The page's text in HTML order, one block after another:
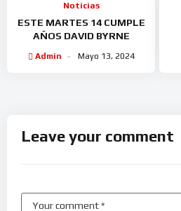
Noticias
ESTE MARTES 14 CUMPLE
AÑOS DAVID BYRNE
Admin Mayo 13, 2024
Leave your comment